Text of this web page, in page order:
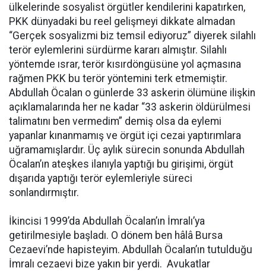
ülkelerinde sosyalist örgütler kendilerini kapatırken,
PKK dünyadaki bu reel gelişmeyi dikkate almadan
“Gerçek sosyalizmi biz temsil ediyoruz” diyerek silahlı
terör eylemlerini sürdürme kararı almıştır. Silahlı
yöntemde ısrar, terör kısırdöngüsüne yol açmasına
rağmen PKK bu terör yöntemini terk etmemiştir.
Abdullah Öcalan o günlerde 33 askerin ölümüne ilişkin
açıklamalarında her ne kadar “33 askerin öldürülmesi
talimatını ben vermedim” demiş olsa da eylemi
yapanlar kınanmamış ve örgüt içi cezai yaptırımlara
uğramamışlardır. Üç aylık sürecin sonunda Abdullah
Öcalan’ın ateşkes ilanıyla yaptığı bu girişimi, örgüt
dışarıda yaptığı terör eylemleriyle süreci
sonlandırmıştır.
İkincisi 1999’da Abdullah Öcalan’ın İmralı’ya
getirilmesiyle başladı. O dönem ben hâlâ Bursa
Cezaevi’nde hapisteyim. Abdullah Öcalan’ın tutulduğu
İmralı cezaevi bize yakın bir yerdi. Avukatlar